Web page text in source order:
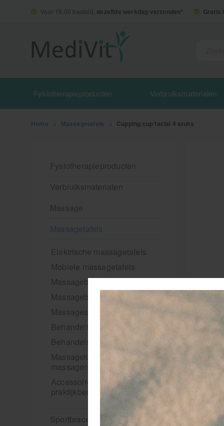
Voor 15.00 besteld, dezelfde werkdag verzonden* Gratis
Fysiotherapieproducten Verbruiksmaterialen
Home Massagetafels Cupping cup facial 4 stuks
Fysiotherapieproducten
Verbruiksmaterialen
Massage
Massagetafels
Elektrische massagetafels
Mobiele massagetafels
Massagebanken elektrisch
Massagebedden
Massagestoel
Behandeltafels
Behandelstoelen
Massagekussens en
massagerollen
Accessoires en
praktijkbenodigdheden
Sportbraces